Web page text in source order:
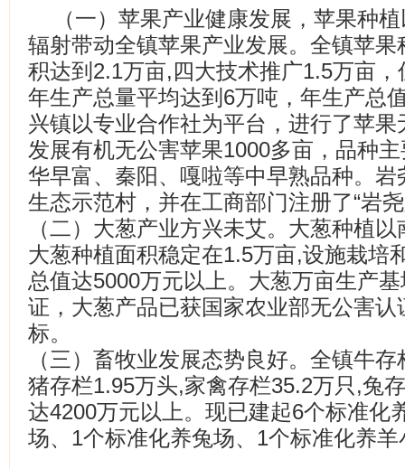
（一）苹果产业健康发展，苹果种
辐射带动全镇苹果产业发展。全镇苹
积达到2.1万亩,四大技术推广1.5万亩
年生产总量平均达到6万吨，年生产总
兴镇以专业合作社为平台，进行了苹
发展有机无公害苹果1000多亩，品种
华早富、秦阳、嘎啦等中早熟品种。
生态示范村，并在工商部门注册了“岩
（二）大葱产业方兴未艾。大葱种植
大葱种植面积稳定在1.5万亩,设施栽培
总值达5000万元以上。大葱万亩生产
证，大葱产品已获国家农业部无公害认
标。
（三）畜牧业发展态势良好。全镇牛
猪存栏1.95万头,家禽存栏35.2万只,兔
达4200万元以上。现已建起6个标准化
场、1个标准化养兔场、1个标准化养羊